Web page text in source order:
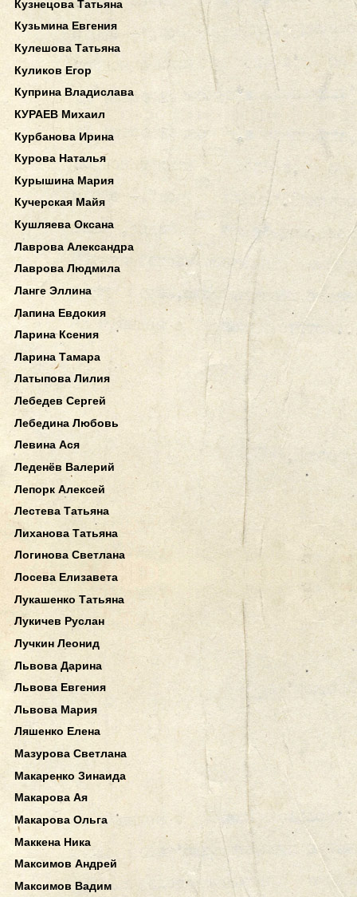
Кузнецова Татьяна
Кузьмина Евгения
Кулешова Татьяна
Куликов Егор
Куприна Владислава
КУРАЕВ Михаил
Курбанова Ирина
Курова Наталья
Курышина Мария
Кучерская Майя
Кушляева Оксана
Лаврова Александра
Лаврова Людмила
Ланге Эллина
Лапина Евдокия
Ларина Ксения
Ларина Тамара
Латыпова Лилия
Лебедев Сергей
Лебедина Любовь
Левина Ася
Леденёв Валерий
Лепорк Алексей
Лестева Татьяна
Лиханова Татьяна
Логинова Светлана
Лосева Елизавета
Лукашенко Татьяна
Лукичев Руслан
Лучкин Леонид
Львова Дарина
Львова Евгения
Львова Мария
Ляшенко Елена
Мазурова Светлана
Макаренко Зинаида
Макарова Ая
Макарова Ольга
Маккена Ника
Максимов Андрей
Максимов Вадим